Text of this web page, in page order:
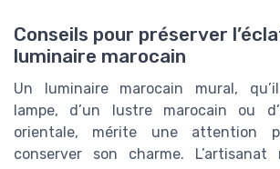
Conseils pour préserver
luminaire marocain
Un luminaire marocain mural, qu’il
lampe, d’un lustre marocain ou
orientale, mérite une attention
conserver son charme. L’artisanat